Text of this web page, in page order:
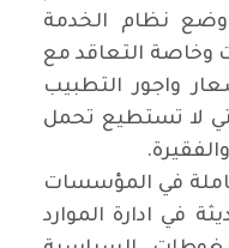
نظام الخدمة
وخاصة التعاقد مع
واجور التطبيب
لا تستطيع تحمل
.
في المؤسسات
في ادارة الموارد